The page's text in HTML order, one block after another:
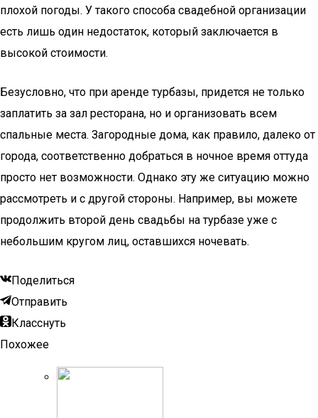
плохой погоды. У такого способа свадебной организации
есть лишь один недостаток, который заключается в
высокой стоимости.
Безусловно, что при аренде турбазы, придется не только
заплатить за зал ресторана, но и организовать всем
спальные места. Загородные дома, как правило, далеко от
города, соответственно добраться в ночное время оттуда
просто нет возможности. Однако эту же ситуацию можно
рассмотреть и с другой стороны. Например, вы можете
продолжить второй день свадьбы на турбазе уже с
небольшим кругом лиц, оставшихся ночевать.
Поделиться
Отправить
Класснуть
Похожее